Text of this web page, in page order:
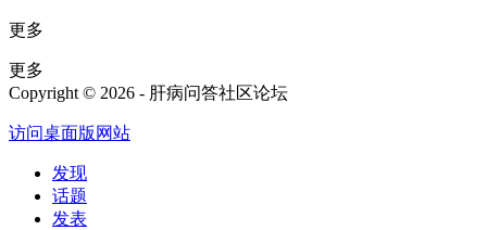
更多
更多
Copyright © 2026 - 肝病问答社区论坛
访问桌面版网站
发现
话题
发表